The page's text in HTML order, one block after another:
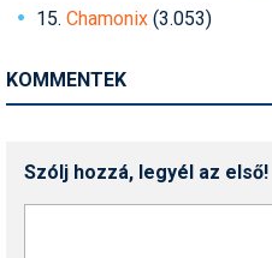
Pályázatok
Rajzok
Síbörze
15. Chamonix (3.053)
KOMMENTEK
Szólj hozzá, legyél az első!